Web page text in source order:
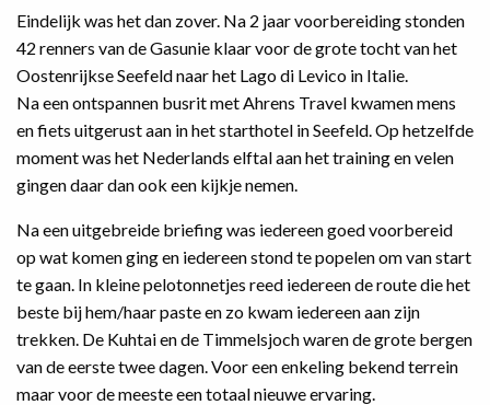
Eindelijk was het dan zover. Na 2 jaar voorbereiding stonden
42 renners van de Gasunie klaar voor de grote tocht van het
Oostenrijkse Seefeld naar het Lago di Levico in Italie.
Na een ontspannen busrit met Ahrens Travel kwamen mens
en fiets uitgerust aan in het starthotel in Seefeld. Op hetzelfde
moment was het Nederlands elftal aan het training en velen
gingen daar dan ook een kijkje nemen.
Na een uitgebreide briefing was iedereen goed voorbereid
op wat komen ging en iedereen stond te popelen om van start
te gaan. In kleine pelotonnetjes reed iedereen de route die het
beste bij hem/haar paste en zo kwam iedereen aan zijn
trekken. De Kuhtai en de Timmelsjoch waren de grote bergen
van de eerste twee dagen. Voor een enkeling bekend terrein
maar voor de meeste een totaal nieuwe ervaring.